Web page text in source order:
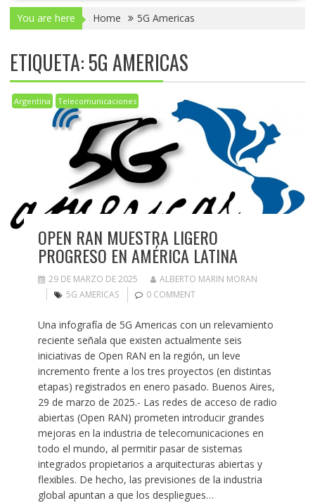
You are here Home 5G Americas
ETIQUETA:5G AMERICAS
Argentina Telecomunicaciones
OPEN RAN MUESTRA LIGERO
PROGRESO EN AMÉRICA LATINA
29 DE MARZO DE 2025
ALBERTO MARIN MORAN
5G AMERICAS
0 COMMENT
Una infografía de 5G Americas con un relevamiento
reciente señala que existen actualmente seis
iniciativas de Open RAN en la región, un leve
incremento frente a los tres proyectos (en distintas
etapas) registrados en enero pasado. Buenos Aires,
29 de marzo de 2025.- Las redes de acceso de radio
abiertas (Open RAN) prometen introducir grandes
mejoras en la industria de telecomunicaciones en
todo el mundo, al permitir pasar de sistemas
integrados propietarios a arquitecturas abiertas y
flexibles. De hecho, las previsiones de la industria
global apuntan a que los despliegues…